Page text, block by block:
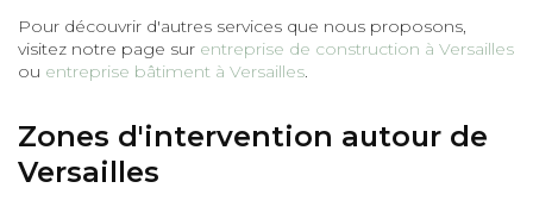
Pour découvrir d'autres services que nous proposons,
visitez notre page sur entreprise de construction à Versailles
ou entreprise bâtiment à Versailles.
Zones d'intervention autour de
Versailles